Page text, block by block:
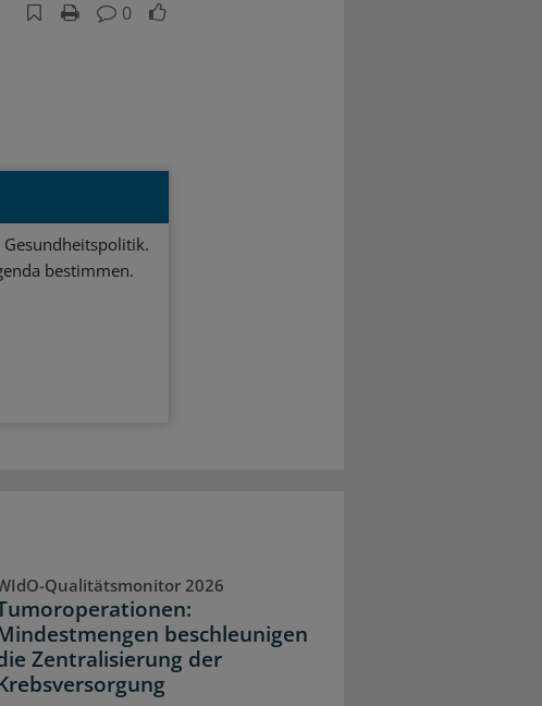
0
bestimmen.
Qualitätsmonitor 2026
beschleunigen
Zentralisierung der